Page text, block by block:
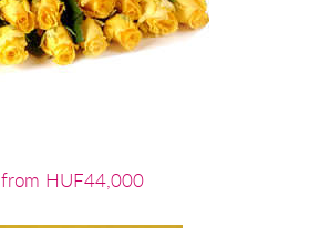
from HUF44,000